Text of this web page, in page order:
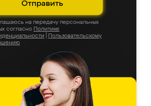
Отправить
на передачу персональных
согласно Политике
Пользовательскому